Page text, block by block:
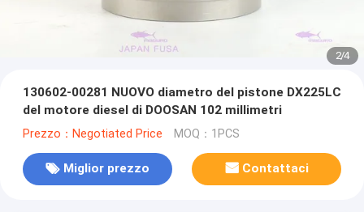
2/4
130602-00281 NUOVO diametro del pistone DX225LC
del motore diesel di DOOSAN 102 millimetri
Prezzo：Negotiated Price MOQ：1PCS
Miglior prezzo Contattaci